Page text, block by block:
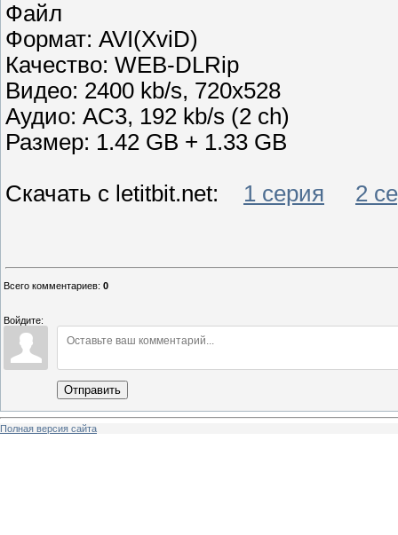
Файл
Формат: AVI(XviD)
Качество: WEB-DLRip
Видео: 2400 kb/s, 720x528
Аудио: AC3, 192 kb/s (2 ch)
Размер: 1.42 GB + 1.33 GB
Скачать с letitbit.net: 1 серия 2
Всего комментариев: 0
Войдите:
Отправить
Полная версия сайта